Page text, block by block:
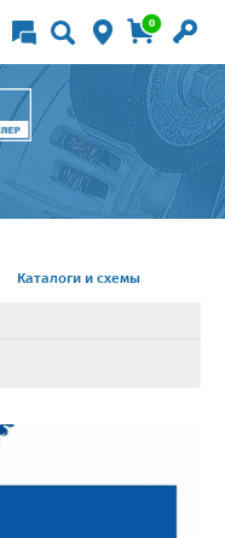
0
Каталоги и схемы